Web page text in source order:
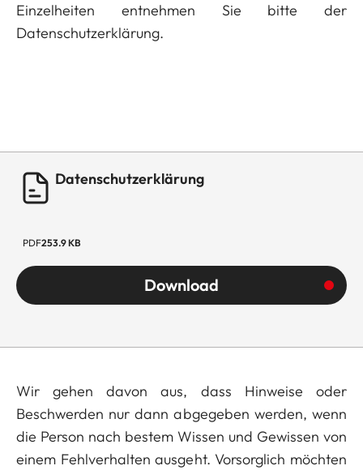
Einzelheiten entnehmen Sie bitte der
Datenschutzerklärung.
Datenschutzerklärung
PDF253.9 KB
Download
Wir gehen davon aus, dass Hinweise oder
Beschwerden nur dann abgegeben werden, wenn
die Person nach bestem Wissen und Gewissen von
einem Fehlverhalten ausgeht. Vorsorglich möchten